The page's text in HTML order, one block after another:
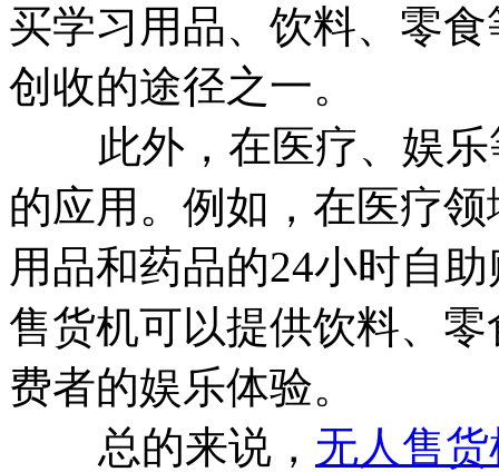
买学习用品、饮料、零
创收的途径之一。
此外，在医疗、娱乐
的应用。例如，在医疗
用品和药品的24小时自
售货机可以提供饮料、
费者的娱乐体验。
总的来说， 无人售货